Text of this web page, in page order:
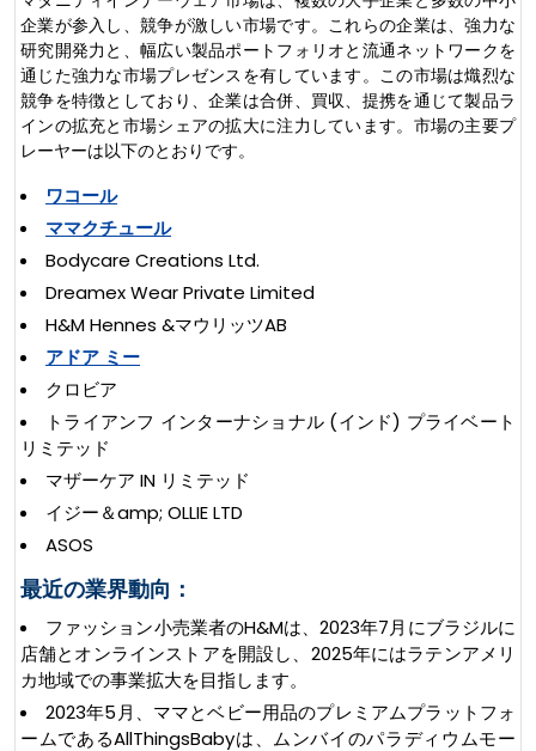
企業が参入し、競争が激しい市場です。これらの企業は、強力な
研究開発力と、幅広い製品ポートフォリオと流通ネットワークを
通じた強力な市場プレゼンスを有しています。この市場は熾烈な
競争を特徴としており、企業は合併、買収、提携を通じて製品ラ
インの拡充と市場シェアの拡大に注力しています。市場の主要プ
レーヤーは以下のとおりです。
ワコール
ママクチュール
Bodycare Creations Ltd.
Dreamex Wear Private Limited
H&M Hennes &マウリッツAB
アドア ミー
クロビア
トライアンフ インターナショナル (インド) プライベート
リミテッド
マザーケア IN リミテッド
イジー＆amp; OLLIE LTD
ASOS
最近の業界動向：
ファッション小売業者のH&Mは、2023年7月にブラジルに
店舗とオンラインストアを開設し、2025年にはラテンアメリ
カ地域での事業拡大を目指します。
2023年5月、ママとベビー用品のプレミアムプラットフォ
ームであるAllThingsBabyは、ムンバイのパラディウムモー